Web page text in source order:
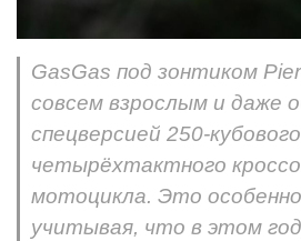
GasGas под зонтиком
совсем взрослым и даже
спецверсией 250-кубового
четырёхтактного
мотоцикла. Это
учитывая, что в этом